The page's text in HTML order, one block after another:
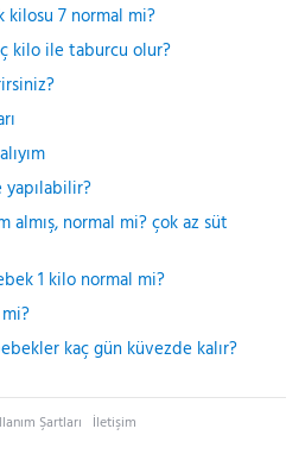
kilosu 7 normal mi?
kilo ile taburcu olur?
yapılabilir?
almış, normal mi? çok az süt
1 kilo normal mi?
kaç gün küvezde kalır?
Şartları İletişim